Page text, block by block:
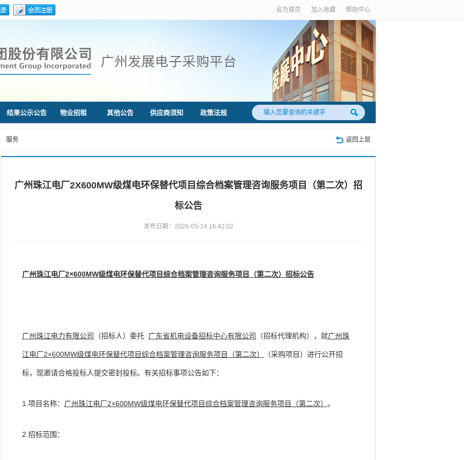
设为首页 加入收藏 帮助中心
结果公示公告 物业招租 其他公告 供应商须知 政策法规
服务 返回上层
广州珠江电厂2X600MW级煤电环保替代项目综合档案管理咨询服务项目（第二次）招
标公告
发布日期：2026-05-14 16:42:02
广州珠江电厂2×600MW级煤电环保替代项目综合档案管理咨询服务项目（第二次） 招标公告
广州珠江电力有限公司 （招标人）委托 广东省机电设备招标中心有限公司 （招标代理机构），就广州珠
江电厂2×600MW级煤电环保替代项目综合档案管理咨询服务项目（第二次） （采购项目）进行公开招
标，现邀请合格投标人提交密封投标。有关招标事项公告如下：
1.项目名称： 广州珠江电厂2×600MW级煤电环保替代项目综合档案管理咨询服务项目（第二次） 。
2.招标范围：